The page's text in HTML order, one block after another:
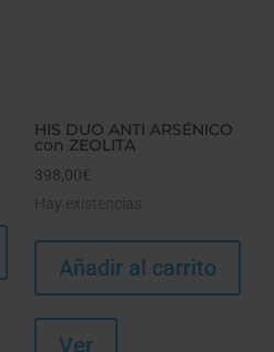
HIS DUO ANTI ARSÉNICO
con ZEOLITA
398,00€
Hay existencias
Añadir al carrito
Ver